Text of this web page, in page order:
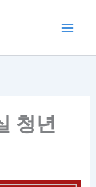
청년